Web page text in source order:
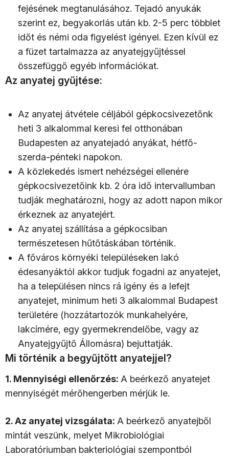
fejésének megtanulásához. Tejadó anyukák
szerint ez, begyakorlás után kb. 2-5 perc többlet
időt és némi oda figyelést igényel. Ezen kívül ez
a füzet tartalmazza az anyatejgyűjtéssel
összefüggő egyéb információkat.
Az anyatej gyűjtése:
Az anyatej átvétele céljából gépkocsivezetőnk
heti 3 alkalommal keresi fel otthonában
Budapesten az anyatejadó anyákat, hétfő-
szerda-pénteki napokon.
A közlekedés ismert nehézségei ellenére
gépkocsivezetőink kb. 2 óra idő intervallumban
tudják meghatározni, hogy az adott napon mikor
érkeznek az anyatejért.
Az anyatej szállítása a gépkocsiban
természetesen hűtőtáskában történik.
A főváros környéki településeken lakó
édesanyáktól akkor tudjuk fogadni az anyatejet,
ha a településen nincs rá igény és a lefejt
anyatejet, minimum heti 3 alkalommal Budapest
területére (hozzátartozók munkahelyére,
lakcímére, egy gyermekrendelőbe, vagy az
Anyatejgyűjtő Állomásra) bejuttatják.
Mi történik a begyűjtött anyatejjel?
1. Mennyiségi ellenőrzés: A beérkező anyatejet
mennyiségét mérőhengerben mérjük le.
2. Az anyatej vizsgálata: A beérkező anyatejből
mintát veszünk, melyet Mikrobiológiai
Laboratóriumban bakteriológiai szempontból